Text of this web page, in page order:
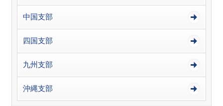
中国支部
四国支部
九州支部
沖縄支部